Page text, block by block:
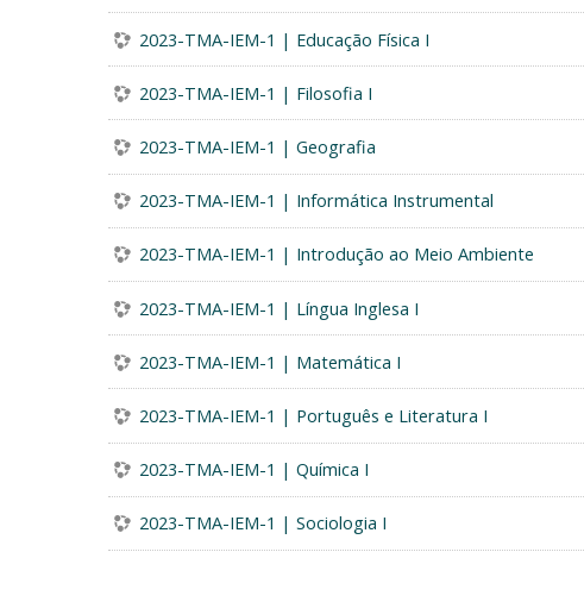
2023-TMA-IEM-1 | Educação Física I
2023-TMA-IEM-1 | Filosofia I
2023-TMA-IEM-1 | Geografia
2023-TMA-IEM-1 | Informática Instrumental
2023-TMA-IEM-1 | Introdução ao Meio Ambiente
2023-TMA-IEM-1 | Língua Inglesa I
2023-TMA-IEM-1 | Matemática I
2023-TMA-IEM-1 | Português e Literatura I
2023-TMA-IEM-1 | Química I
2023-TMA-IEM-1 | Sociologia I